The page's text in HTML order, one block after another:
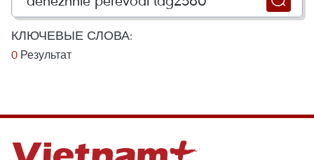
КЛЮЧЕВЫЕ СЛОВА:
0 Результат